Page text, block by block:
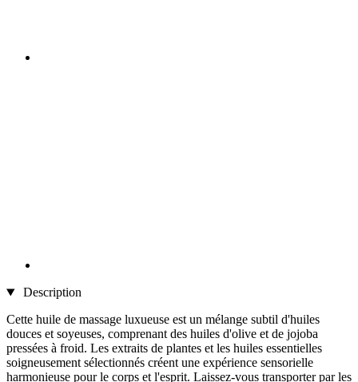
Description
Cette huile de massage luxueuse est un mélange subtil d'huiles
douces et soyeuses, comprenant des huiles d'olive et de jojoba
pressées à froid. Les extraits de plantes et les huiles essentielles
soigneusement sélectionnés créent une expérience sensorielle
harmonieuse pour le corps et l'esprit. Laissez-vous transporter par les